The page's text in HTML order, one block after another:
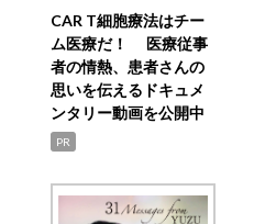
CAR T細胞療法はチー
ム医療だ！ 医療従事
者の情熱、患者さんの
思いを伝えるドキュメ
ンタリー動画を公開中
PR